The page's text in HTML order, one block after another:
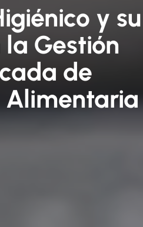
y su
Gestión
de
Alimentaria